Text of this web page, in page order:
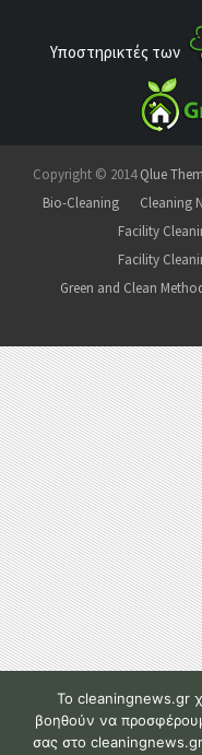
Υποστηρικτές των
Copyright © 2014Qlue
Bio-Cleaning
Cleaning
Facility
Facility
Green and Clean
To cleaningnews.gr
βοηθούν να
σας στο